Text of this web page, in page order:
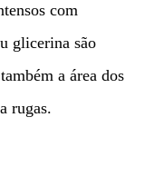
com
glicerina são
a área dos
rugas.